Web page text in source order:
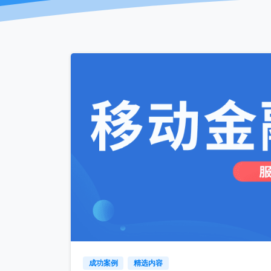
成功案例 精选内容